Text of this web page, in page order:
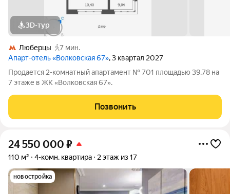
3D-тур
Люберцы
7 мин.
Апарт-отель «Волковская 67», 3 квартал 2027
Продается 2-комнатный апартамент № 701 площадью 39.78 на
7 этаже в ЖК «Волковская 67».
Позвонить
24 550 000 ₽
110 м² 4-комн. квартира 2 этаж из 17
новостройка